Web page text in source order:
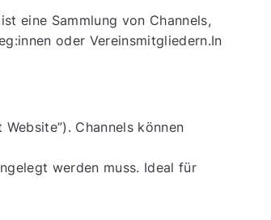
eine Sammlung von Channels,
oder Vereinsmitgliedern.In
Channels können
werden muss. Ideal für